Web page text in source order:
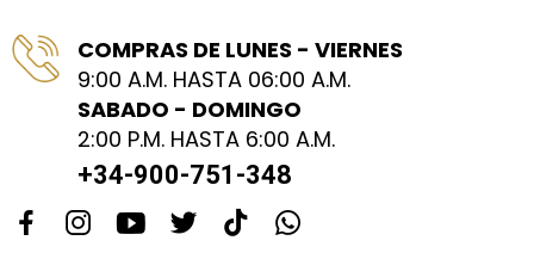
COMPRAS DE LUNES - VIERNES
9:00 A.M. HASTA 06:00 A.M.
SABADO - DOMINGO
2:00 P.M. HASTA 6:00 A.M.
+34-900-751-348